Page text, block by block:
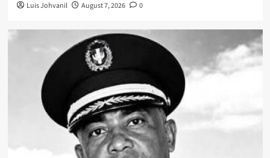
Luis Johvanil August 7, 2026 0